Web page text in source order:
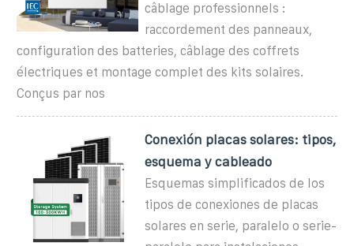
câblage professionnels :
raccordement des panneaux,
configuration des batteries, câblage des coffrets
électriques et montage complet des kits solaires.
Conçus par nos
Conexión placas solares: tipos,
esquema y cableado
Esquemas simplificados de los
tipos de conexiones de placas
solares en serie, paralelo o serie-